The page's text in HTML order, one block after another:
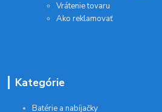
Vrátenie tovaru
Ako reklamovať
Kategórie
Batérie a nabíjačky